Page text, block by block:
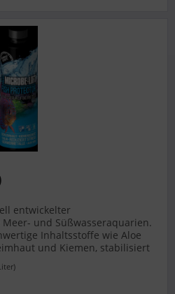
entwickelter
und Süßwasseraquarien.
Inhaltsstoffe wie Aloe
und Kiemen, stabilisiert